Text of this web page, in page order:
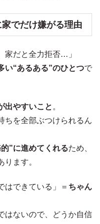
でだけ嫌がる理由
家だと全力拒否…」
い“あるある”のひとつで
出やすいこと 。
ちを全部ぶつけられるん
”に進めてくれるため、
ます。
はできている」＝ ちゃん
はないので、どうか自信